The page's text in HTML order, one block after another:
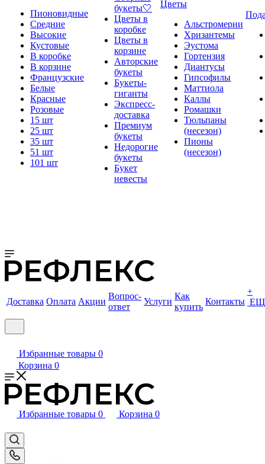
Пионовидные
Средние
Высокие
Кустовые
В коробке
В корзине
Французские
Белые
Красные
Розовые
15 шт
25 шт
35 шт
51 шт
101 шт
букеты🤍
Цветы в
коробке
Цветы в
корзине
Авторские
букеты
Букеты-
гиганты
Экспресс-
доставка
Премиум
букеты
Недорогие
букеты
Букет
невесты
Цветы
Альстромерии
Хризантемы
Эустома
Гортензия
Диантусы
Гипсофилы
Маттиола
Каллы
Ромашки
Тюльпаны
(несезон)
Пионы
(несезон)
Доставка Оплата Акции
Вопрос-
ответ
Услуги
Как
купить
Контакты
+
Избранные товары 0
Корзина 0
Избранные товары 0 Корзина 0